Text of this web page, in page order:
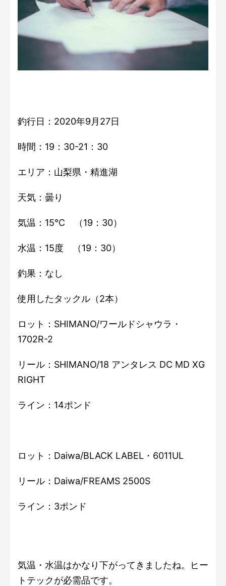
釣行日：2020年9月27日
時間：19：30-21：30
エリア：山梨県・精進湖
天気：曇り
気温：15℃ （19：30）
水温：15度 （19：30）
釣果：なし
使用したタックル（2本）
ロット：SHIMANO/ワールドシャウラ・
1702R-2
リール：SHIMANO/18 アンタレス DC MD XG
RIGHT
ライン：14ポンド
ロット：Daiwa/BLACK LABEL・6011UL
リール：Daiwa/FREAMS 2500S
ライン：3ポンド
気温・水温はかなり下がってきましたね。ヒー
トテックが必需品です。